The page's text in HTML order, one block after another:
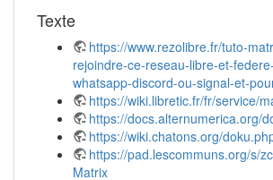
Texte
https://www.rezolibre.fr/tuto-
rejoindre-ce-reseau-libre-et-
whatsapp-discord-ou-signal-et-
https://wiki.libretic.fr/fr/service/
https://docs.alternumerica.org/
https://wiki.chatons.org/
https://pad.lescommuns.org/s/
Matrix